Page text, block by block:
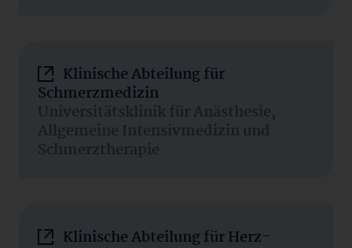
Klinische Abteilung für
Schmerzmedizin
Universitätsklinik für Anästhesie,
Allgemeine Intensivmedizin und
Schmerztherapie
Klinische Abteilung für Herz-